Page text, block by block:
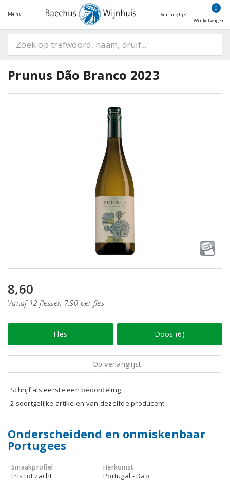
Menu Verlanglijst
0
Winkelwagen
Prunus Dão Branco 2023
8,60
Vanaf 12 flessen 7,90 per fles
Fles Doos (6)
Op verlanglijst
Schrijf als eerste een beoordeling
2 soortgelijke artikelen van dezelfde producent
Onderscheidend en onmiskenbaar
Portugees
Smaakprofiel
Fris tot zacht
Herkomst
Portugal - Dão